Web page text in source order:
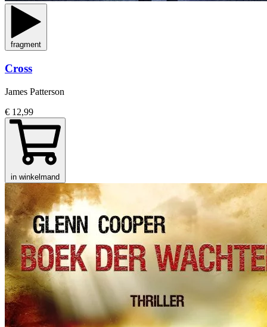
fragment
Cross
James Patterson
€ 12,99
in winkelmand